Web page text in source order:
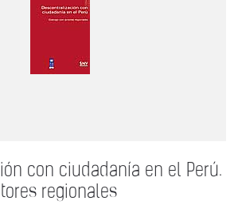
con ciudadanía en el Perú.
regionales